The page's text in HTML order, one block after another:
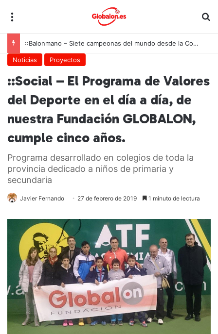
::Balonmano – Siete campeonas del mundo desde la Comunitat Valenciana
Noticias Proyectos
::Social – El Programa de Valores
del Deporte en el día a día, de
nuestra Fundación GLOBALON,
cumple cinco años.
Programa desarrollado en colegios de toda la
provincia dedicado a niños de primaria y
secundaria
Javier Fernando 27 de febrero de 2019 1 minuto de lectura